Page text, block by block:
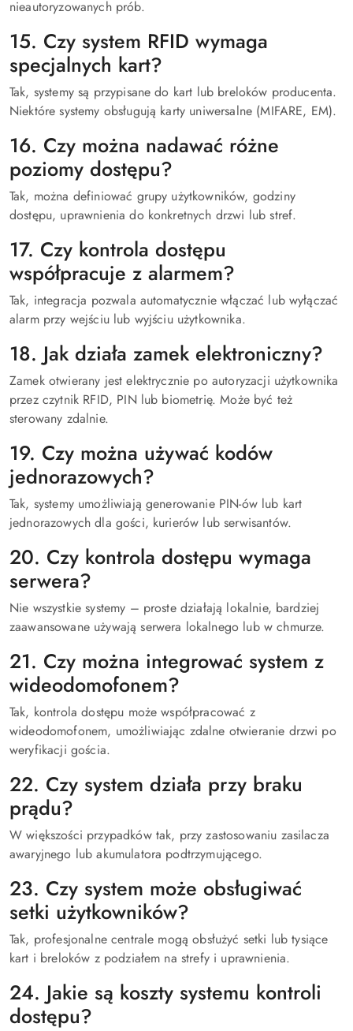
nieautoryzowanych prób.
15. Czy system RFID wymaga
specjalnych kart?
Tak, systemy są przypisane do kart lub breloków producenta.
Niektóre systemy obsługują karty uniwersalne (MIFARE, EM).
16. Czy można nadawać różne
poziomy dostępu?
Tak, można definiować grupy użytkowników, godziny
dostępu, uprawnienia do konkretnych drzwi lub stref.
17. Czy kontrola dostępu
współpracuje z alarmem?
Tak, integracja pozwala automatycznie włączać lub wyłączać
alarm przy wejściu lub wyjściu użytkownika.
18. Jak działa zamek elektroniczny?
Zamek otwierany jest elektrycznie po autoryzacji użytkownika
przez czytnik RFID, PIN lub biometrię. Może być też
sterowany zdalnie.
19. Czy można używać kodów
jednorazowych?
Tak, systemy umożliwiają generowanie PIN-ów lub kart
jednorazowych dla gości, kurierów lub serwisantów.
20. Czy kontrola dostępu wymaga
serwera?
Nie wszystkie systemy – proste działają lokalnie, bardziej
zaawansowane używają serwera lokalnego lub w chmurze.
21. Czy można integrować system z
wideodomofonem?
Tak, kontrola dostępu może współpracować z
wideodomofonem, umożliwiając zdalne otwieranie drzwi po
weryfikacji gościa.
22. Czy system działa przy braku
prądu?
W większości przypadków tak, przy zastosowaniu zasilacza
awaryjnego lub akumulatora podtrzymującego.
23. Czy system może obsługiwać
setki użytkowników?
Tak, profesjonalne centrale mogą obsłużyć setki lub tysiące
kart i breloków z podziałem na strefy i uprawnienia.
24. Jakie są koszty systemu kontroli
dostępu?